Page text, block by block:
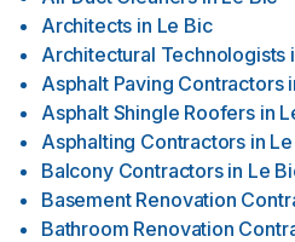
Architects in Le Bic
Architectural Technologists
Asphalt Paving Contractors
Asphalt Shingle Roofers in
Asphalting Contractors in
Balcony Contractors in Le
Basement Renovation
Bathroom Renovation